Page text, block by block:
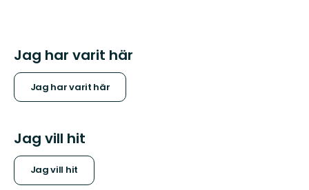
Jag har varit här
Jag har varit här
Jag vill hit
Jag vill hit